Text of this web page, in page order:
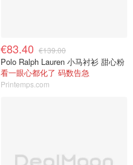
€83.40 €139.00
Polo Ralph Lauren 小马衬衫 甜心粉
看一眼心都化了 码数告急
Printemps.com